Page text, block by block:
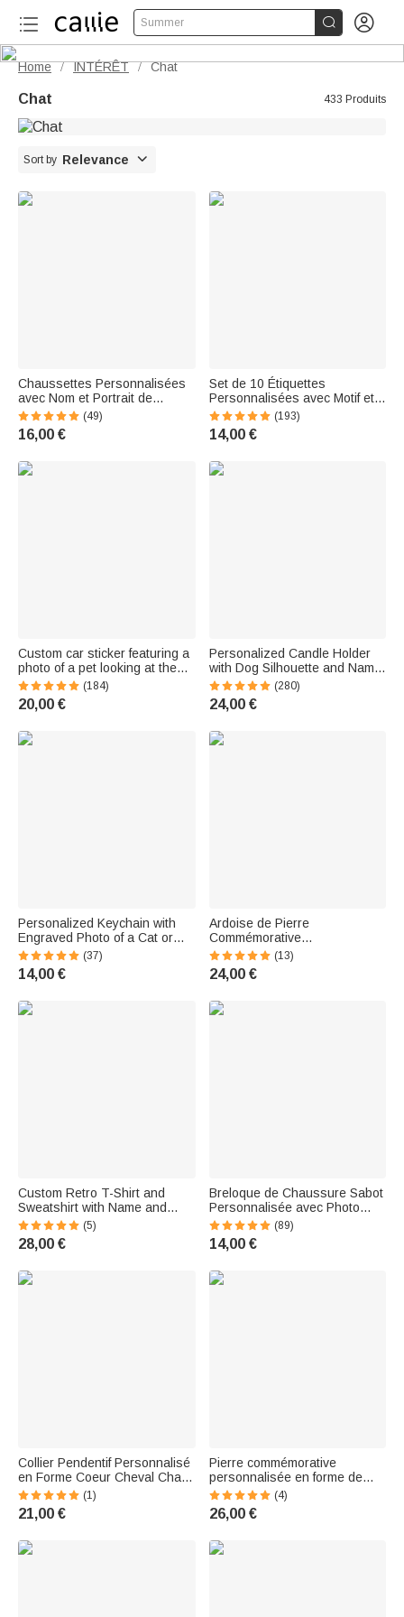
Summer  
Home / INTÉRÊT / Chat
Chat 433 Produits
Sort by Relevance 
Chaussettes Personnalisées
avec Nom et Portrait de
l'Animal Cadeau Anniversaire
Saint-Valentin pour Amateurs
Propriétaires des Chiens
(49)
16,00 €
Set de 10 Étiquettes
Personnalisées avec Motif et
Texte Accessoire de Tricot en
Cuir avec Rivets Cadeau
Anniversaire pour Amateur de
(193)
14,00 €
Custom car sticker featuring a
photo of a pet looking at the
camera - Cute decoration with
name - Gift for pet lovers
(184)
20,00 €
Personalized Candle Holder
with Dog Silhouette and Name
in Rainbow Paw Print Style—
LED Candle Included—A
Thoughtful Gift or Souvenir for
(280)
24,00 €
Personalized Keychain with
Engraved Photo of a Cat or
Dog—A Souvenir Gift for Your
Pet
(37)
14,00 €
Ardoise de Pierre
Commémorative
Personnalisée pour Amoureux
des Animaux Domestiques
(13)
24,00 €
Custom Retro T-Shirt and
Sweatshirt with Name and
Photos of Pets—A Fun
Birthday Gift for Pet Lovers
(5)
28,00 €
Breloque de Chaussure Sabot
Personnalisée avec Photo
Tête Accessoire Mignon
Cadeau Anniversaire pour
Ceux Qui Aiment les Animaux
(89)
14,00 €
Collier Pendentif Personnalisé
en Forme Coeur Cheval Chat
Chien Cadeau pour Amoureux
des Animaux
(1)
21,00 €
Pierre commémorative
personnalisée en forme de
coeur pour chat ou chien
Cadeau commémoratif pour
animal de compagnie
(4)
26,00 €